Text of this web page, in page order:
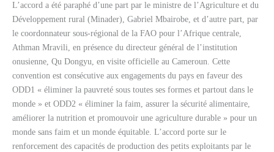
L’accord a été paraphé d’une part par le ministre de l’Agriculture et du
Développement rural (Minader), Gabriel Mbairobe, et d’autre part, par
le coordonnateur sous-régional de la FAO pour l’Afrique centrale,
Athman Mravili, en présence du directeur général de l’institution
onusienne, Qu Dongyu, en visite officielle au Cameroun. Cette
convention est consécutive aux engagements du pays en faveur des
ODD1 « éliminer la pauvreté sous toutes ses formes et partout dans le
monde » et ODD2 « éliminer la faim, assurer la sécurité alimentaire,
améliorer la nutrition et promouvoir une agriculture durable » pour un
monde sans faim et un monde équitable. L’accord porte sur le
renforcement des capacités de production des petits exploitants par le